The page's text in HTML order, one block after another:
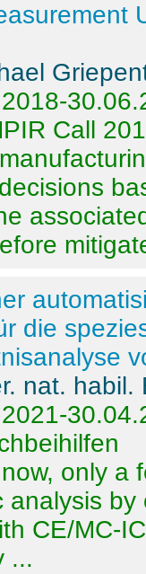
Call
die
nat.
only a
analysis
CE/MC-
...